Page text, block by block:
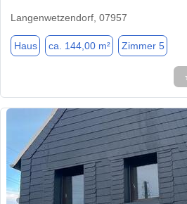
Langenwetzendorf, 07957
Haus ca. 144,00 m² Zimmer 5